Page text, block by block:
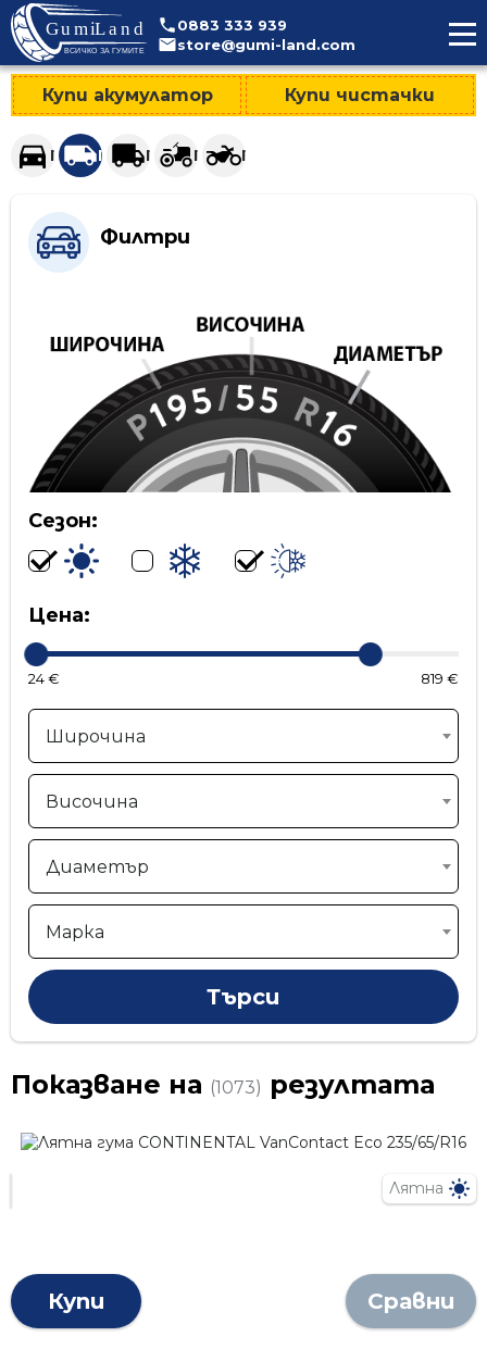
0883 333 939
store@gumi-land.com
Купи акумулатор Купи чистачки
Гуми за леки автомобили и джипове
Гуми за лекотоварни автомобили
Гуми за тежкотоварни автомобили
Гуми за селскостопанска
Гуми за мотоциклети
Филтри
Сезон:
Цена:
24 € 819 €
Широчина
Височина
Диаметър
Марка
Показване на (1073) резултата
Лятна
Купи Сравни